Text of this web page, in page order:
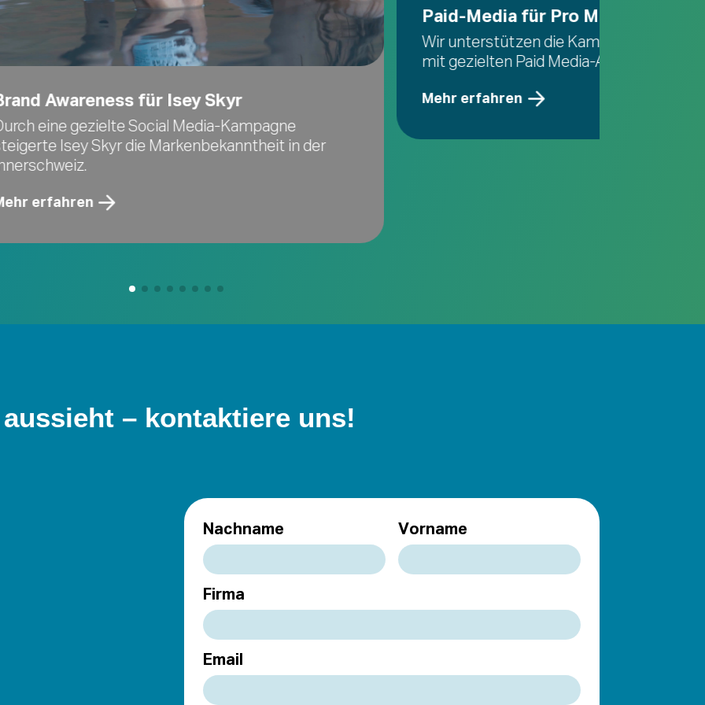
Awareness für Isey Skyr
eine gezielte Social Media-Kampagne
Isey Skyr die Markenbekanntheit in der
erfahren
Paid-Media für Pro Mente Sana
Wir unterstützen die Kampagne «Wie
mit gezielten Paid Media-Ausspielungen.
Mehr erfahren
– kontaktiere uns!
Nachname Vorname
Firma
Email